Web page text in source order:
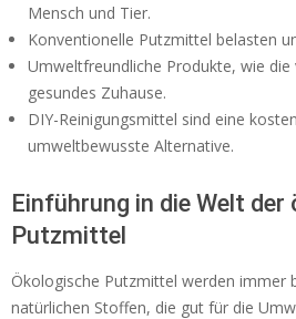
Mensch und Tier.
Konventionelle Putzmittel belasten
Umweltfreundliche Produkte, wie
gesundes Zuhause.
DIY-Reinigungsmittel sind eine
umweltbewusste Alternative.
Einführung in die Welt der
Putzmittel
Ökologische Putzmittel werden immer
natürlichen Stoffen, die gut für die